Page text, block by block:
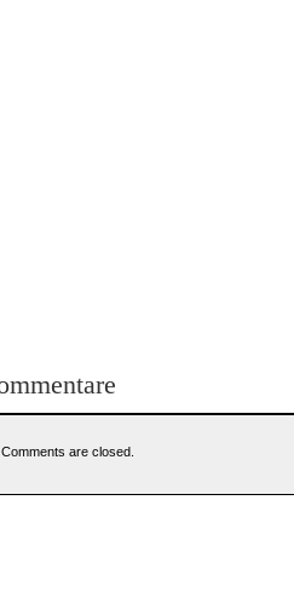
Comments are closed.